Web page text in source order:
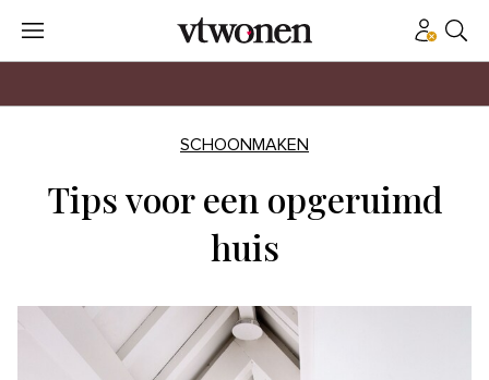
SCHOONMAKEN
Tips voor een opgeruimd
huis